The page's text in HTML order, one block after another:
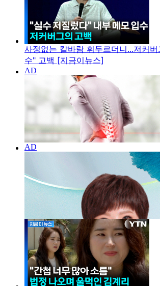
사정없는 칼바람 휘두르더니...저커
수" 고백 [지금이뉴스]